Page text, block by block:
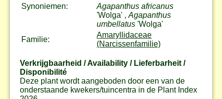
Synoniemen:
Agapanthus africanus
'Wolga' , Agapanthus
umbellatus 'Wolga'
Familie:
Amaryllidaceae
(Narcissenfamilie)
Verkrijgbaarheid / Availability / Lieferbarheit /
Disponibilité
Deze plant wordt aangeboden door een van de
onderstaande kwekers/tuincentra in de Plant Index